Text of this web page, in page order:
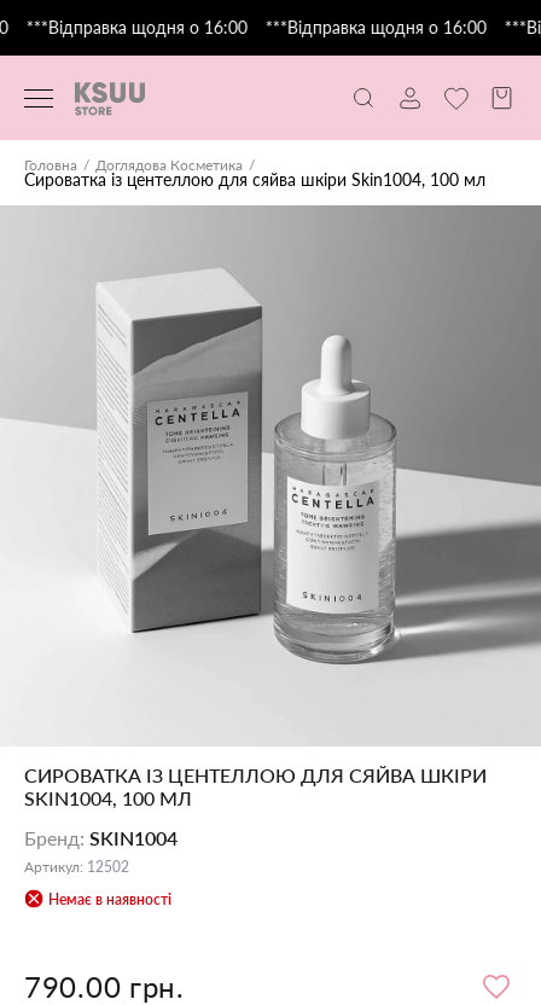
***Відправка щодня о 16:00 ***Відправка щодня о 16:00
Головна Доглядова Косметика
Сироватка із центеллою для сяйва шкіри Skin1004, 100 мл
СИРОВАТКА ІЗ ЦЕНТЕЛЛОЮ ДЛЯ СЯЙВА ШКІРИ
SKIN1004, 100 МЛ
Бренд: SKIN1004
Артикул: 12502
Немає в наявності
790.00 грн.